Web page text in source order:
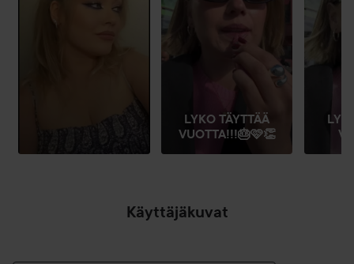
LYKO TÄYTTÄÄ
VUOTTA!!!🎂🩷👏
Käyttäjäkuvat